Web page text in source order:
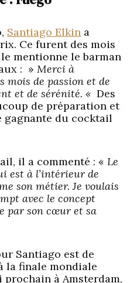
Santiago Elkin a
Ce furent des mois
mentionne le barman
: »Merci à
mois de passion et de
et de sérénité. « Des
de préparation et
gagnante du cocktail
il a commenté : «Le
est à l’intérieur de
son métier. Je voulais
avec le concept
par son cœur et sa
Santiago est de
la finale mondiale
prochain à Amsterdam,